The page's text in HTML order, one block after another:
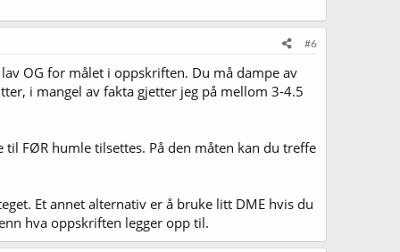
#6
OG for målet i oppskriften. Du må dampe av
i mangel av fakta gjetter jeg på mellom 3-4.5
FØR humle tilsettes. På den måten kan du treffe
Et annet alternativ er å bruke litt DME hvis du
hva oppskriften legger opp til.